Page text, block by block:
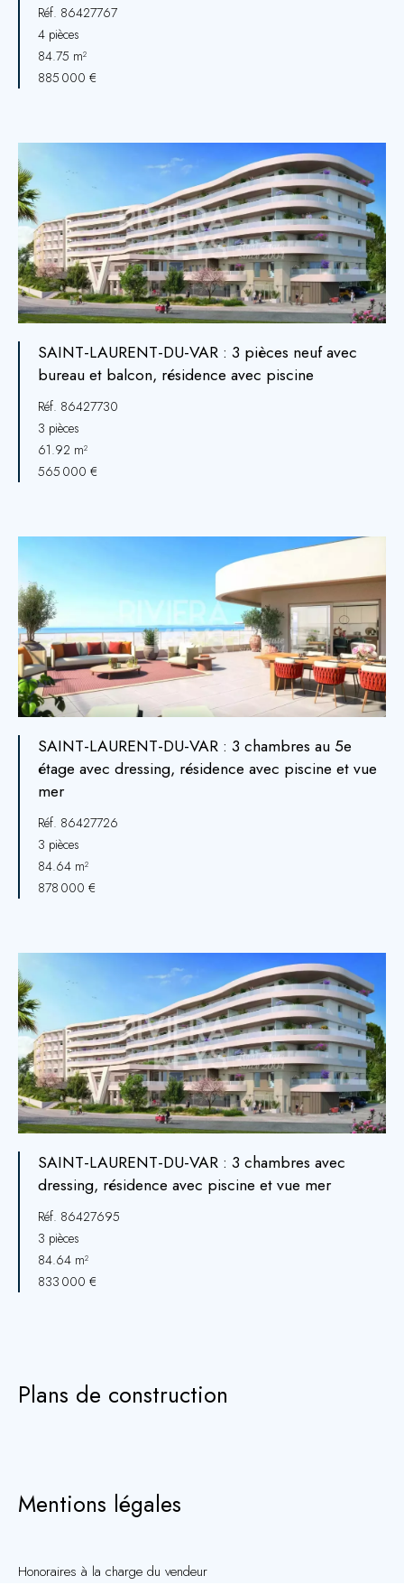
Réf. 86427767
4 pièces
84.75 m²
885 000 €
SAINT-LAURENT-DU-VAR : 3 pièces neuf avec
bureau et balcon, résidence avec piscine
Réf. 86427730
3 pièces
61.92 m²
565 000 €
SAINT-LAURENT-DU-VAR : 3 chambres au 5e
étage avec dressing, résidence avec piscine et vue
mer
Réf. 86427726
3 pièces
84.64 m²
878 000 €
SAINT-LAURENT-DU-VAR : 3 chambres avec
dressing, résidence avec piscine et vue mer
Réf. 86427695
3 pièces
84.64 m²
833 000 €
Plans de construction
Mentions légales
Honoraires à la charge du vendeur